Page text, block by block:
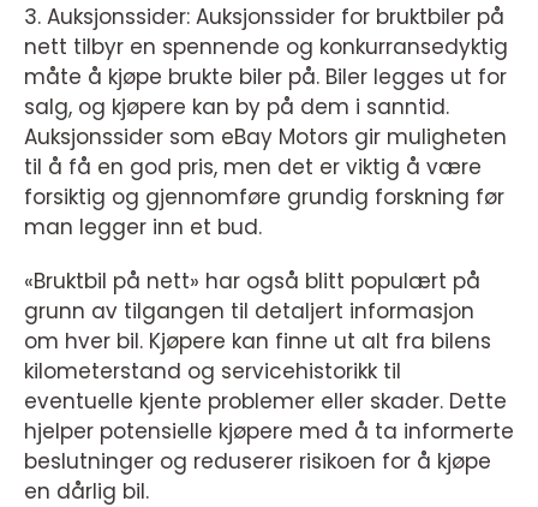
3. Auksjonssider: Auksjonssider for bruktbiler på
nett tilbyr en spennende og konkurransedyktig
måte å kjøpe brukte biler på. Biler legges ut for
salg, og kjøpere kan by på dem i sanntid.
Auksjonssider som eBay Motors gir muligheten
til å få en god pris, men det er viktig å være
forsiktig og gjennomføre grundig forskning før
man legger inn et bud.
«Bruktbil på nett» har også blitt populært på
grunn av tilgangen til detaljert informasjon
om hver bil. Kjøpere kan finne ut alt fra bilens
kilometerstand og servicehistorikk til
eventuelle kjente problemer eller skader. Dette
hjelper potensielle kjøpere med å ta informerte
beslutninger og reduserer risikoen for å kjøpe
en dårlig bil.